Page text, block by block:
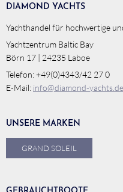
DIAMOND YACHTS
Yachthandel für hochwertige
Yachtzentrum Baltic Bay
Börn 17 | 24235 Laboe
Telefon: +49(0)4343/42 27 0
E-Mail: info@diamond-yachts.de
UNSERE MARKEN
GRAND SOLEIL